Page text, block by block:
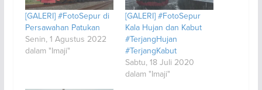
[GALERI] #FotoSepur di
Persawahan Patukan
Senin, 1 Agustus 2022
dalam "Imaji"
[GALERI] #FotoSepur
Kala Hujan dan Kabut
#TerjangHujan
#TerjangKabut
Sabtu, 18 Juli 2020
dalam "Imaji"